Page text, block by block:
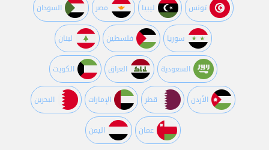
تونس ليبيا مصر السودان
سوريا فلسطين لبنان
السعودية العراق الكويت
اﻷردن قطر اﻹمارات البحرين
عمان اليمن